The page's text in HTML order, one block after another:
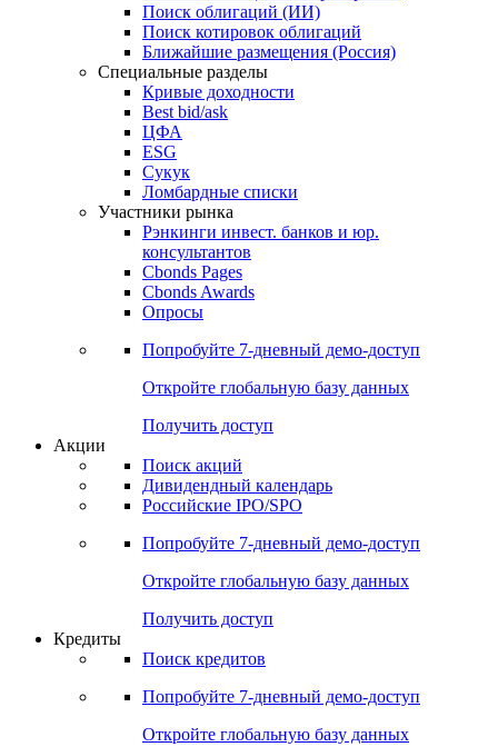
Поиск облигаций (ИИ)
Поиск котировок облигаций
Ближайшие размещения (Россия)
Специальные разделы
Кривые доходности
Best bid/ask
ЦФА
ESG
Сукук
Ломбардные списки
Участники рынка
Рэнкинги инвест. банков и юр.
консультантов
Cbonds Pages
Cbonds Awards
Опросы
Попробуйте 7-дневный демо-доступ
Откройте глобальную базу данных
Получить доступ
Акции
Поиск акций
Дивидендный календарь
Российские IPO/SPO
Попробуйте 7-дневный демо-доступ
Откройте глобальную базу данных
Получить доступ
Кредиты
Поиск кредитов
Попробуйте 7-дневный демо-доступ
Откройте глобальную базу данных